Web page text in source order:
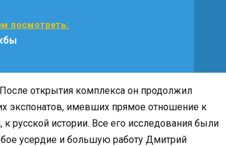
посмотреть:
открытия комплекса он продолжил
экспонатов, имевших прямое отношение к
русской истории. Все его исследования были
усердие и большую работу Дмитрий